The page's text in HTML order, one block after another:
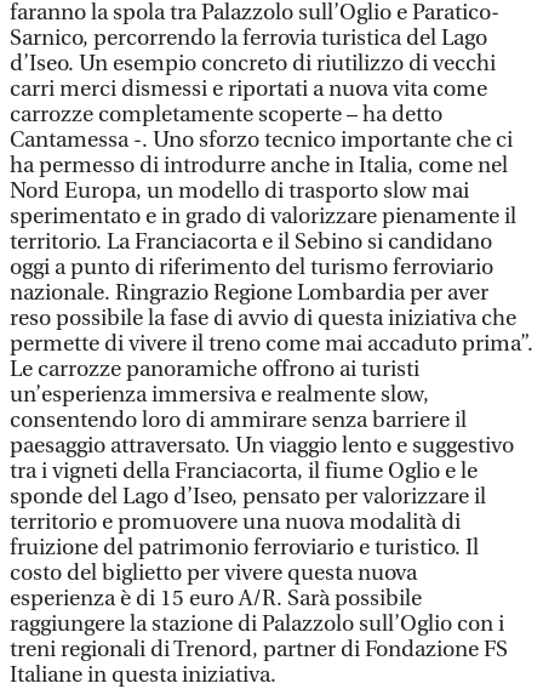
faranno la spola tra Palazzolo sull’Oglio e Paratico-
Sarnico, percorrendo la ferrovia turistica del Lago
d’Iseo. Un esempio concreto di riutilizzo di vecchi
carri merci dismessi e riportati a nuova vita come
carrozze completamente scoperte – ha detto
Cantamessa -. Uno sforzo tecnico importante che ci
ha permesso di introdurre anche in Italia, come nel
Nord Europa, un modello di trasporto slow mai
sperimentato e in grado di valorizzare pienamente il
territorio. La Franciacorta e il Sebino si candidano
oggi a punto di riferimento del turismo ferroviario
nazionale. Ringrazio Regione Lombardia per aver
reso possibile la fase di avvio di questa iniziativa che
permette di vivere il treno come mai accaduto prima”.
Le carrozze panoramiche offrono ai turisti
un’esperienza immersiva e realmente slow,
consentendo loro di ammirare senza barriere il
paesaggio attraversato. Un viaggio lento e suggestivo
tra i vigneti della Franciacorta, il fiume Oglio e le
sponde del Lago d’Iseo, pensato per valorizzare il
territorio e promuovere una nuova modalità di
fruizione del patrimonio ferroviario e turistico. Il
costo del biglietto per vivere questa nuova
esperienza è di 15 euro A/R. Sarà possibile
raggiungere la stazione di Palazzolo sull’Oglio con i
treni regionali di Trenord, partner di Fondazione FS
Italiane in questa iniziativa.